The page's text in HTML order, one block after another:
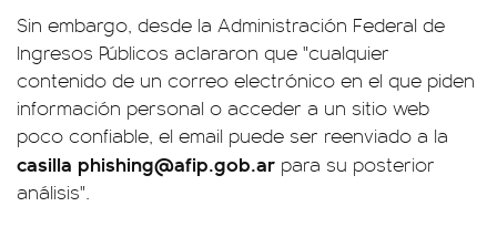
Sin embargo, desde la Administración Federal de
Ingresos Públicos aclararon que "cualquier
contenido de un correo electrónico en el que piden
información personal o acceder a un sitio web
poco confiable, el email puede ser reenviado a la
casilla phishing@afip.gob.ar para su posterior
análisis".